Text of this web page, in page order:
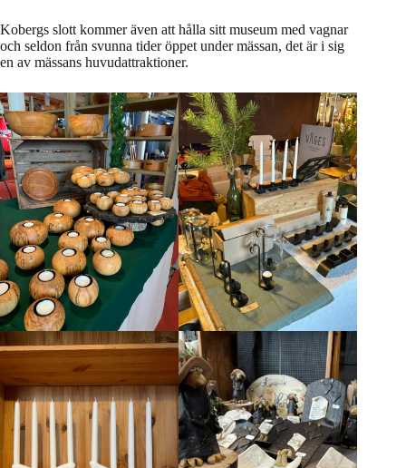
Kobergs slott kommer även att hålla sitt museum med vagnar
och seldon från svunna tider öppet under mässan, det är i sig
en av mässans huvudattraktioner.